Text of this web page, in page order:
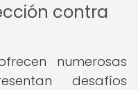
contra
numerosas
desafíos